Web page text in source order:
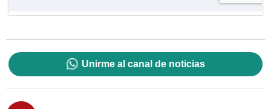
Unirme al canal de noticias